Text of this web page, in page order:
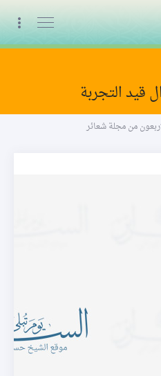
البث المباشر
قيد التجربة
من مجلة شعائر